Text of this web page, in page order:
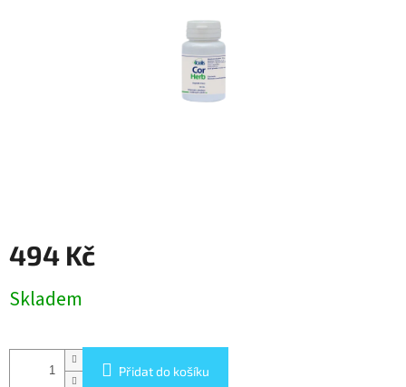
494 Kč
cena:
Skladem
Přidat do košíku